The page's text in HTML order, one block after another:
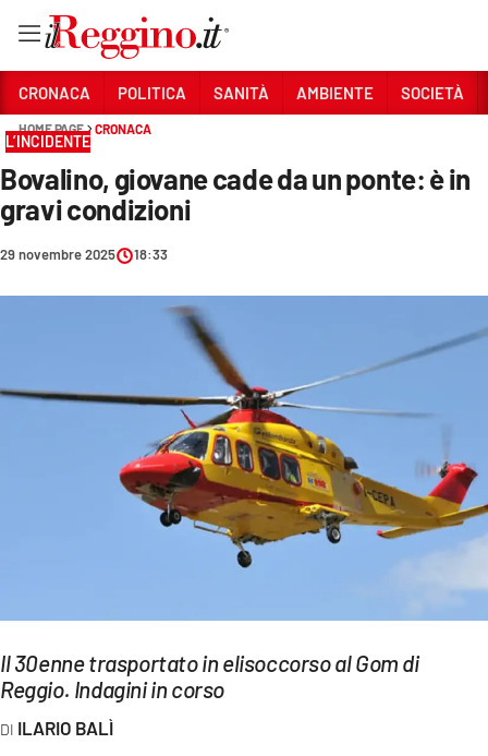
Sezioni
CRONACA
ECONOMIA E LAVORO
Streaming
LAC TV
LAC NETWORK
CRONACA POLITICA SANITÀ AMBIENTE SOCIETÀ
HOME PAGE CRONACA
L’INCIDENTE
Bovalino, giovane cade da un ponte: è in
gravi condizioni
29 novembre 2025 18:33
Il 30enne trasportato in elisoccorso al Gom di
Reggio. Indagini in corso
ILARIO BALÌ